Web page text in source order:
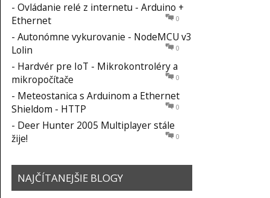
- Ovládanie relé z internetu - Arduino +
Ethernet
0
- Autonómne vykurovanie - NodeMCU v3
Lolin
0
- Hardvér pre IoT - Mikrokontroléry a
mikropočítače
0
- Meteostanica s Arduinom a Ethernet
Shieldom - HTTP
0
- Deer Hunter 2005 Multiplayer stále
žije!
0
NAJČÍTANEJŠIE BLOGY